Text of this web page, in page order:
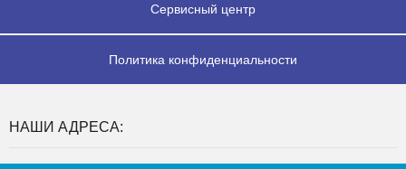
Сервисный центр
Политика конфиденциальности
НАШИ АДРЕСА: